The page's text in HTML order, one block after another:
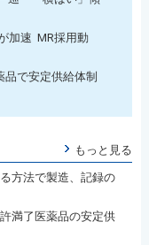
加速 MR採用動
品で安定供給体制
もっと見る
方法で製造、記録の
満了医薬品の安定供